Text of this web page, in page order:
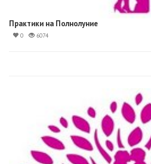
Практики на Полнолуние
0 6074